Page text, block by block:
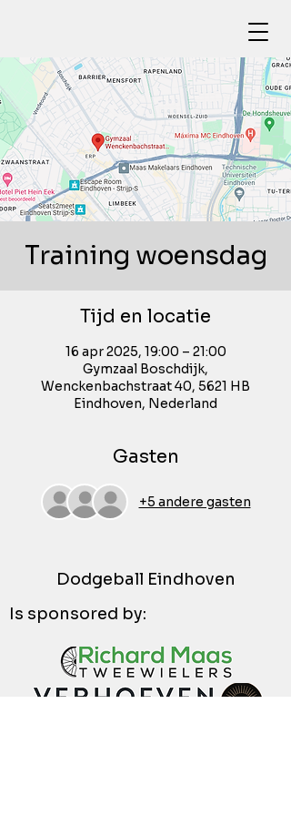
Training woensdag
Tijd en locatie
16 apr 2025, 19:00 – 21:00
Gymzaal Boschdijk,
Wenckenbachstraat 40, 5621 HB
Eindhoven, Nederland
Gasten
+5 andere gasten
Dodgeball Eindhoven
Is sponsored by: